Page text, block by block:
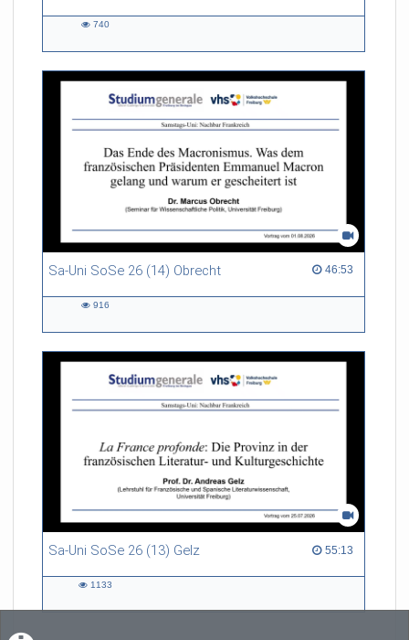
740
Sa-Uni SoSe 26 (14) Obrecht 46:53
46:53 duration
916
Sa-Uni SoSe 26 (13) Gelz 55:13
55:13 duration
1133